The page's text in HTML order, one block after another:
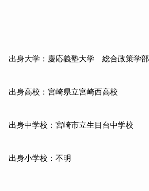
出身大学：慶応義塾大学 総合政策学部
出身高校：宮崎県立宮崎西高校
出身中学校：宮崎市立生目台中学校
出身小学校：不明